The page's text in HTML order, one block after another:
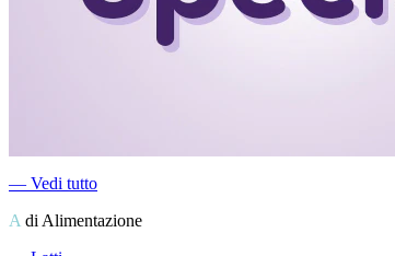
― Vedi tutto
A di Alimentazione